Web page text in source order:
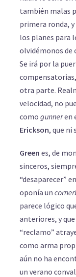
también malas
primera ronda,
los planes para
olvidémonos de
Se irá por la
otra parte.
velocidad, no
como gunneren
Erickson, que ni
Green es, de
sinceros,
“desaparecer”
oponía un
parece lógico
anteriores, y
“reclamo”
como arma
aún no ha
un verano